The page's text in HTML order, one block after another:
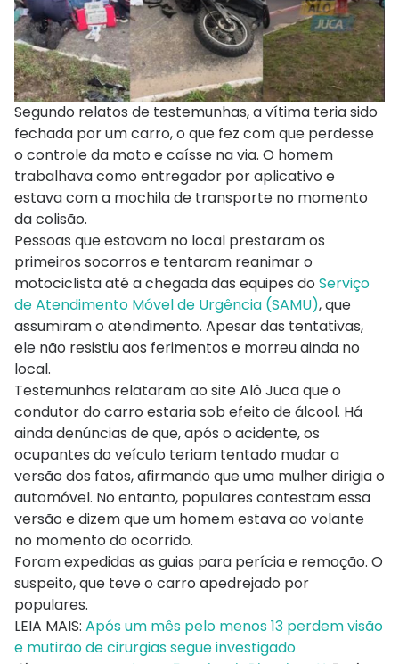
Segundo relatos de testemunhas, a vítima teria sido
fechada por um carro, o que fez com que perdesse
o controle da moto e caísse na via. O homem
trabalhava como entregador por aplicativo e
estava com a mochila de transporte no momento
da colisão.
Pessoas que estavam no local prestaram os
primeiros socorros e tentaram reanimar o
motociclista até a chegada das equipes do Serviço
de Atendimento Móvel de Urgência (SAMU), que
assumiram o atendimento. Apesar das tentativas,
ele não resistiu aos ferimentos e morreu ainda no
local.
Testemunhas relataram ao site Alô Juca que o
condutor do carro estaria sob efeito de álcool. Há
ainda denúncias de que, após o acidente, os
ocupantes do veículo teriam tentado mudar a
versão dos fatos, afirmando que uma mulher dirigia o
automóvel. No entanto, populares contestam essa
versão e dizem que um homem estava ao volante
no momento do ocorrido.
Foram expedidas as guias para perícia e remoção. O
suspeito, que teve o carro apedrejado por
populares.
LEIA MAIS: Após um mês pelo menos 13 perdem visão
e mutirão de cirurgias segue investigado